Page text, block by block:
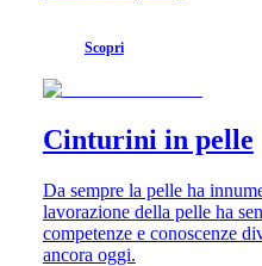
Scopri
Cinturini in pelle
Da sempre la pelle ha
lavorazione della pelle ha
competenze e conoscenze
ancora oggi.